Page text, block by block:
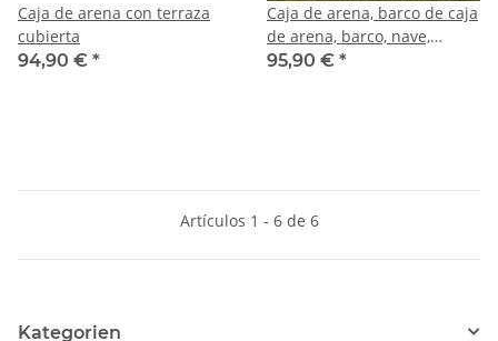
Caja de arena con terraza
cubierta
94,90 € *
Caja de arena, barco de caja
de arena, barco, nave,
Sandbox, caja de arena
95,90 € *
Artículos 1 - 6 de 6
Kategorien